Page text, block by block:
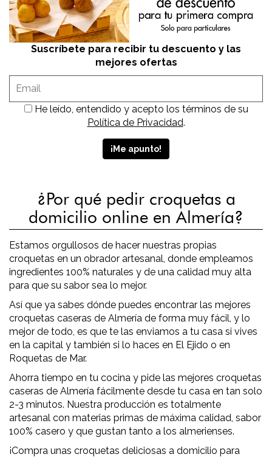
Suscríbete para recibir tu descuento y las
mejores ofertas
He leído, entendido y acepto los términos de su
Política de Privacidad.
¿Por qué pedir croquetas a
domicilio online en Almería?
Estamos orgullosos de hacer nuestras propias
croquetas en un obrador artesanal, donde empleamos
ingredientes 100% naturales y de una calidad muy alta
para que su sabor sea lo mejor.
Así que ya sabes dónde puedes encontrar las mejores
croquetas caseras de Almería de forma muy fácil, y lo
mejor de todo, es que te las enviamos a tu casa si vives
en la capital y también si lo haces en El Ejido o en
Roquetas de Mar.
Ahorra tiempo en tu cocina y pide las mejores croquetas
caseras de Almería fácilmente desde tu casa en tan solo
2-3 minutos. Nuestra producción es totalmente
artesanal con materias primas de máxima calidad, sabor
100% casero y que gustan tanto a los almerienses.
¡Compra unas croquetas deliciosas a domicilio para